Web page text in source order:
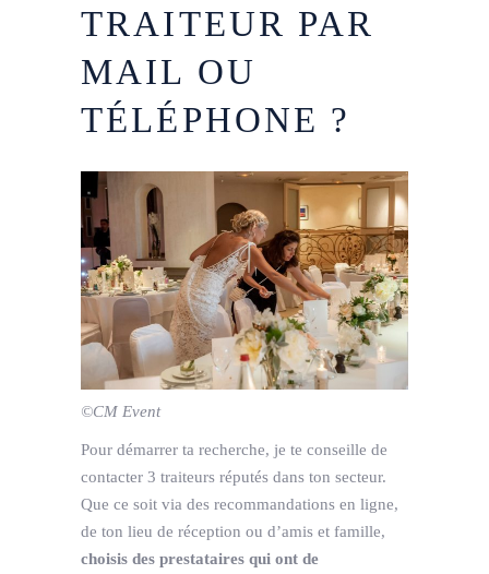
TRAITEUR PAR
MAIL OU
TÉLÉPHONE ?
©CM Event
Pour démarrer ta recherche, je te conseille de
contacter 3 traiteurs réputés dans ton secteur.
Que ce soit via des recommandations en ligne,
de ton lieu de réception ou d’amis et famille,
choisis des prestataires qui ont de